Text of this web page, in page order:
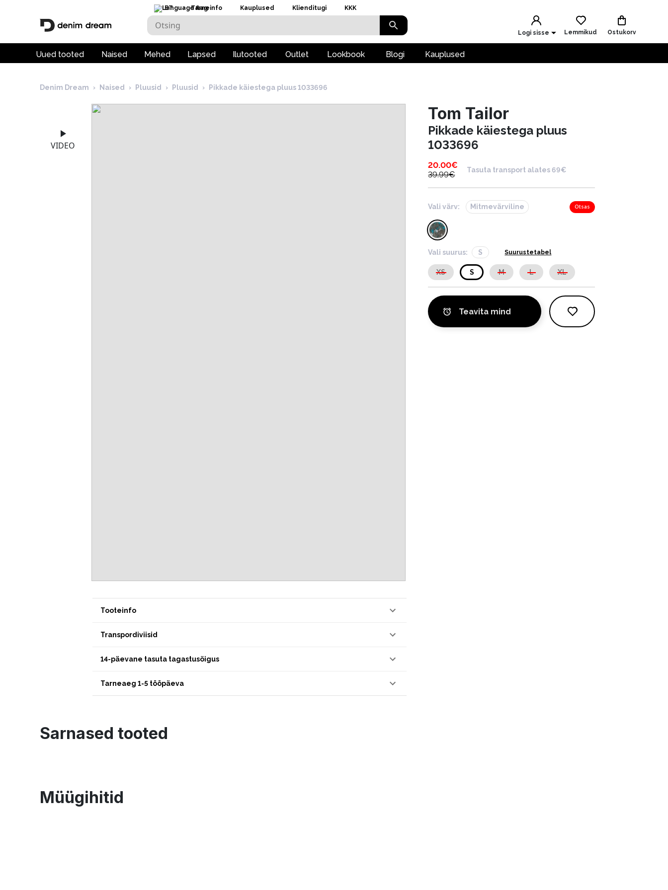
ET Tarneinfo Kauplused Klienditugi KKK
Logi sisse Lemmikud Ostukorv
Uued tooted Naised Mehed Lapsed Ilutooted Outlet Lookbook Blogi Kauplused
Denim Dream › Naised › Pluusid › Pluusid › Pikkade käiestega pluus 1033696
VIDEO
Tooteinfo
Transpordiviisid
14-päevane tasuta tagastusõigus
Tarneaeg 1-5 tööpäeva
Tom Tailor
Pikkade käiestega pluus
1033696
20.00€
39.99€
Tasuta transport alates 69€
Vali värv: Mitmevärviline Otsas
Vali suurus: S Suurustetabel
XS S M L XL
Teavita mind
Sarnased tooted
Müügihitid